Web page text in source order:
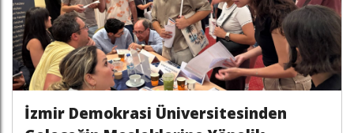
İzmir Demokrasi Üniversitesinden